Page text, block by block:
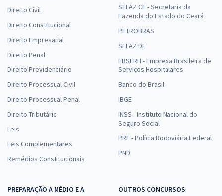
Direito Civil
Direito Constitucional
Direito Empresarial
Direito Penal
Direito Previdenciário
Direito Processual Civil
Direito Processual Penal
Direito Tributário
Leis
Leis Complementares
Remédios Constitucionais
SEFAZ CE - Secretaria da
Fazenda do Estado do Ceará
PETROBRAS
SEFAZ DF
EBSERH - Empresa Brasileira de
Serviços Hospitalares
Banco do Brasil
IBGE
INSS - Instituto Nacional do
Seguro Social
PRF - Polícia Rodoviária Federal
PND
PREPARAÇÃO A MÉDIO E A
OUTROS CONCURSOS